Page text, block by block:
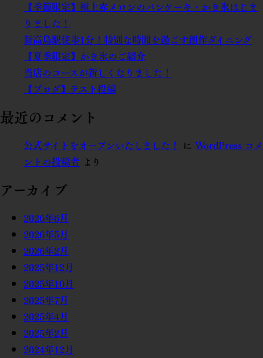
【季節限定】極上赤メロンのパンケーキ・かき氷はじま
りました！
新高島駅徒歩1分！特別な時間を過ごす創作ダイニング
【夏季限定】かき氷のご紹介
当店のコースが新しくなりました！
【ブログ】テスト投稿
最近のコメント
公式サイトをオープンいたしました！ に WordPress コメ
ントの投稿者 より
アーカイブ
2026年6月
2026年5月
2026年2月
2025年12月
2025年10月
2025年7月
2025年4月
2025年2月
2024年12月